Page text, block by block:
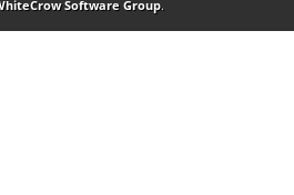
Software Group.